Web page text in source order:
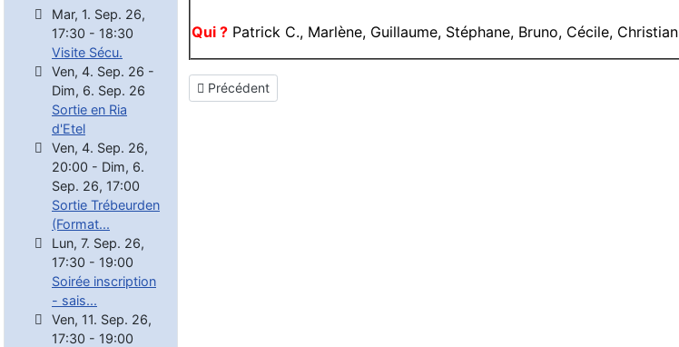
Mar, 1. Sep. 26,
17:30 - 18:30
Visite Sécu.
Ven, 4. Sep. 26 -
Dim, 6. Sep. 26
Sortie en Ria
d'Etel
Ven, 4. Sep. 26,
20:00 - Dim, 6.
Sep. 26, 17:00
Sortie Trébeurden
(Format...
Lun, 7. Sep. 26,
17:30 - 19:00
Soirée inscription
- sais...
Ven, 11. Sep. 26,
17:30 - 19:00
Qui ? Patrick C., Marlène, Guillaume, Stéphane, Bruno, Cécile, Christian
Article précédent : Premières bulles 2018
Précédent